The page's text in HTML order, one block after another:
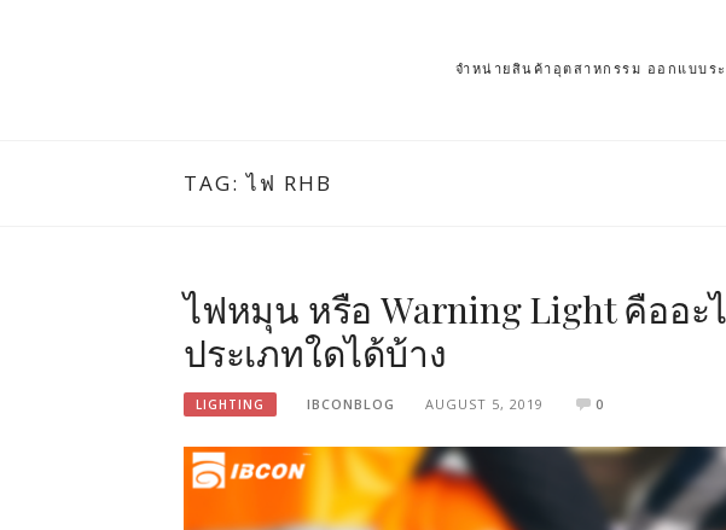
จำหน่ายสินค้าอุตสาหกรรม ออกแบบระ
TAG: ไฟ RHB
ไฟหมุน หรือ Warning Light คืออะ
ประเภทใดได้บ้าง
LIGHTING IBCONBLOG AUGUST 5, 2019 0